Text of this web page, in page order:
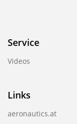
Service
Videos
Links
aeronautics.at